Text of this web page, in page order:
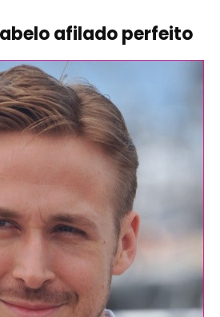
afilado perfeito